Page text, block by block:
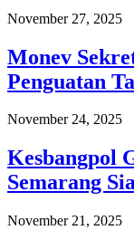
November 27, 2025
Monev
Penguatan
November 24, 2025
Kesbangpol
Semarang
November 21, 2025